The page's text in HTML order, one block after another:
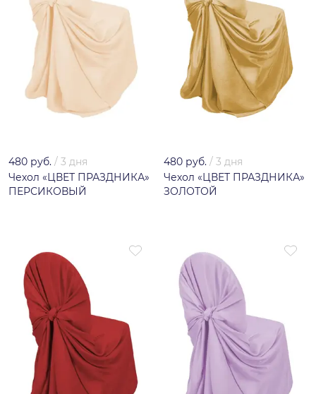
480 руб. / 3 дня
Чехол «ЦВЕТ ПРАЗДНИКА»
ПЕРСИКОВЫЙ
480 руб. / 3 дня
Чехол «ЦВЕТ ПРАЗДНИКА»
ЗОЛОТОЙ